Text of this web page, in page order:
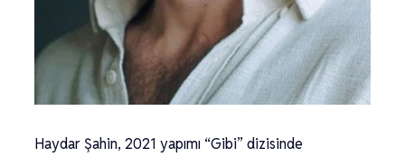
Haydar Şahin, 2021 yapımı “Gibi” dizisinde